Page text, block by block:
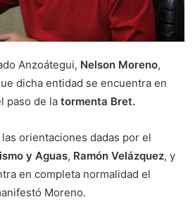
Anzoátegui, Nelson Moreno,
dicha entidad se encuentra en
paso de la tormenta Bret.
orientaciones dadas por el
y Aguas, Ramón Velázquez, y
en completa normalidad el
Moreno.